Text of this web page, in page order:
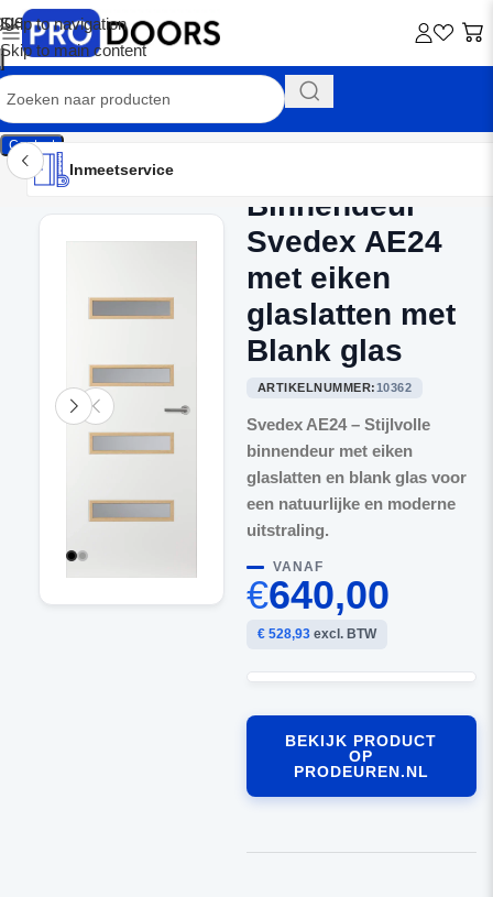
Skip to navigation
Skip to main content
Contact
Inmeetservice
Montageservice
Advies op maat
Showroom
Inmeetservice
Binnendeur
Svedex AE24
met eiken
glaslatten met
Blank glas
ARTIKELNUMMER:10362
Svedex AE24 – Stijlvolle
binnendeur met eiken
glaslatten en blank glas voor
een natuurlijke en moderne
uitstraling.
VANAF
€640,00
€ 528,93excl. BTW
BEKIJK PRODUCT
OP
PRODEUREN.NL